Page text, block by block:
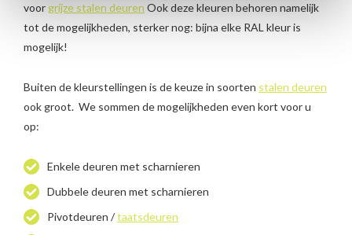
voor grijze stalen deuren Ook deze kleuren behoren namelijk
tot de mogelijkheden, sterker nog: bijna elke RAL kleur is
mogelijk!
Buiten de kleurstellingen is de keuze in soorten stalen deuren
ook groot. We sommen de mogelijkheden even kort voor u
op:
Enkele deuren met scharnieren
Dubbele deuren met scharnieren
Pivotdeuren /taatsdeuren